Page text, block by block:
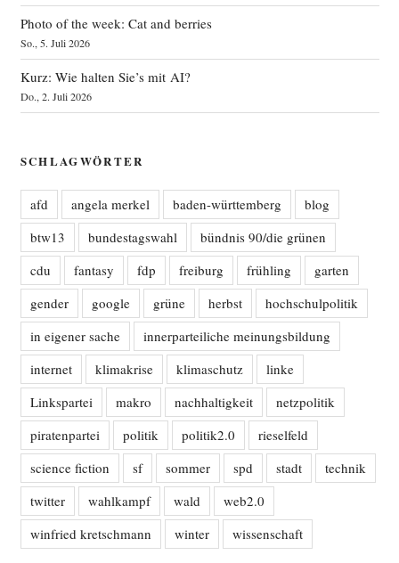
Photo of the week: Cat and berries
So., 5. Juli 2026
Kurz: Wie halten Sie’s mit AI?
Do., 2. Juli 2026
SCHLAGWÖRTER
afd angela merkel baden-württemberg
blog
btw13
bundestagswahl
bündnis 90/die grünen
cdu
fantasy fdp freiburg frühling
garten
gender
google grüne herbst
hochschulpolitik
in eigener sache
innerparteiliche meinungsbildung
internet
klimakrise klimaschutz
linke
Linkspartei
makro nachhaltigkeit
netzpolitik
piratenpartei
politik politik2.0
rieselfeld
science fiction
sf sommer spd stadt
technik
twitter
wahlkampf wald
web2.0
winfried kretschmann
winter wissenschaft